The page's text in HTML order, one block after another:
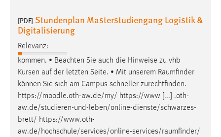
[PDF] Stundenplan Masterstudiengang Logistik &
Digitalisierung
Relevanz:
kommen. • Beachten Sie auch die Hinweise zu vhb
Kursen auf der letzten Seite. • Mit unserem Raumfinder
können Sie sich am Campus schneller zurechtfinden.
https://moodle.oth-aw.de/my/ https://www [...] .oth-
aw.de/studieren-und-leben/online-dienste/schwarzes-
brett/ https://www.oth-
aw.de/hochschule/services/online-services/raumfinder/
MibewSessionID, mibew-chat-frame-style-
5e9dbeb1811c0446 = Sitzungslaufzeit, mibew_locale = 3
Jahre, MIBEW_UserID = 1 Jahr
Login
Name:
Zweck:
Dieser Cookie ist notwendig um sich an der Website